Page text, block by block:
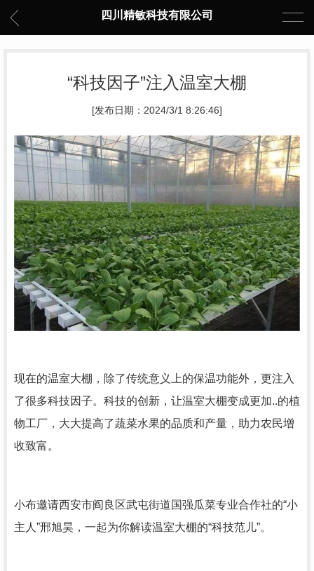
四川精敏科技有限公司
“科技因子”注入温室大棚
[发布日期：2024/3/1 8:26:46]
现在的温室大棚，除了传统意义上的保温功能外，更注入
了很多科技因子。科技的创新，让温室大棚变成更加..的植
物工厂，大大提高了蔬菜水果的品质和产量，助力农民增
收致富。
小布邀请西安市阎良区武屯街道国强瓜菜专业合作社的“小
主人”邢旭昊，一起为你解读温室大棚的“科技范儿”。